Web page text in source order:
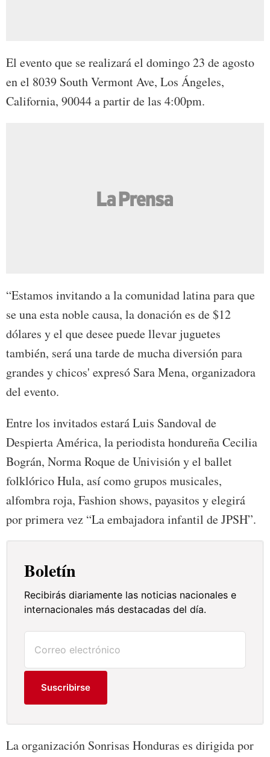
El evento que se realizará el domingo 23 de agosto
en el 8039 South Vermont Ave, Los Ángeles,
California, 90044 a partir de las 4:00pm.
“Estamos invitando a la comunidad latina para que
se una esta noble causa, la donación es de $12
dólares y el que desee puede llevar juguetes
también, será una tarde de mucha diversión para
grandes y chicos' expresó Sara Mena, organizadora
del evento.
Entre los invitados estará Luis Sandoval de
Despierta América, la periodista hondureña Cecilia
Bográn, Norma Roque de Univisión y el ballet
folklórico Hula, así como grupos musicales,
alfombra roja, Fashion shows, payasitos y elegirá
por primera vez “La embajadora infantil de JPSH”.
Boletín
Recibirás diariamente las noticias nacionales e
internacionales más destacadas del día.
Suscribirse
La organización Sonrisas Honduras es dirigida por